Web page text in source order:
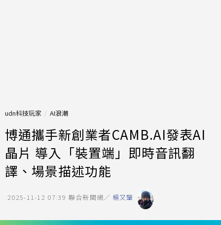
udn科技玩家 AI浪潮
博通攜手新創業者CAMB.AI發表AI
晶片 導入「裝置端」即時音訊翻
譯、場景描述功能
2025-11-12 07:39 聯合新聞網／ 楊又肇